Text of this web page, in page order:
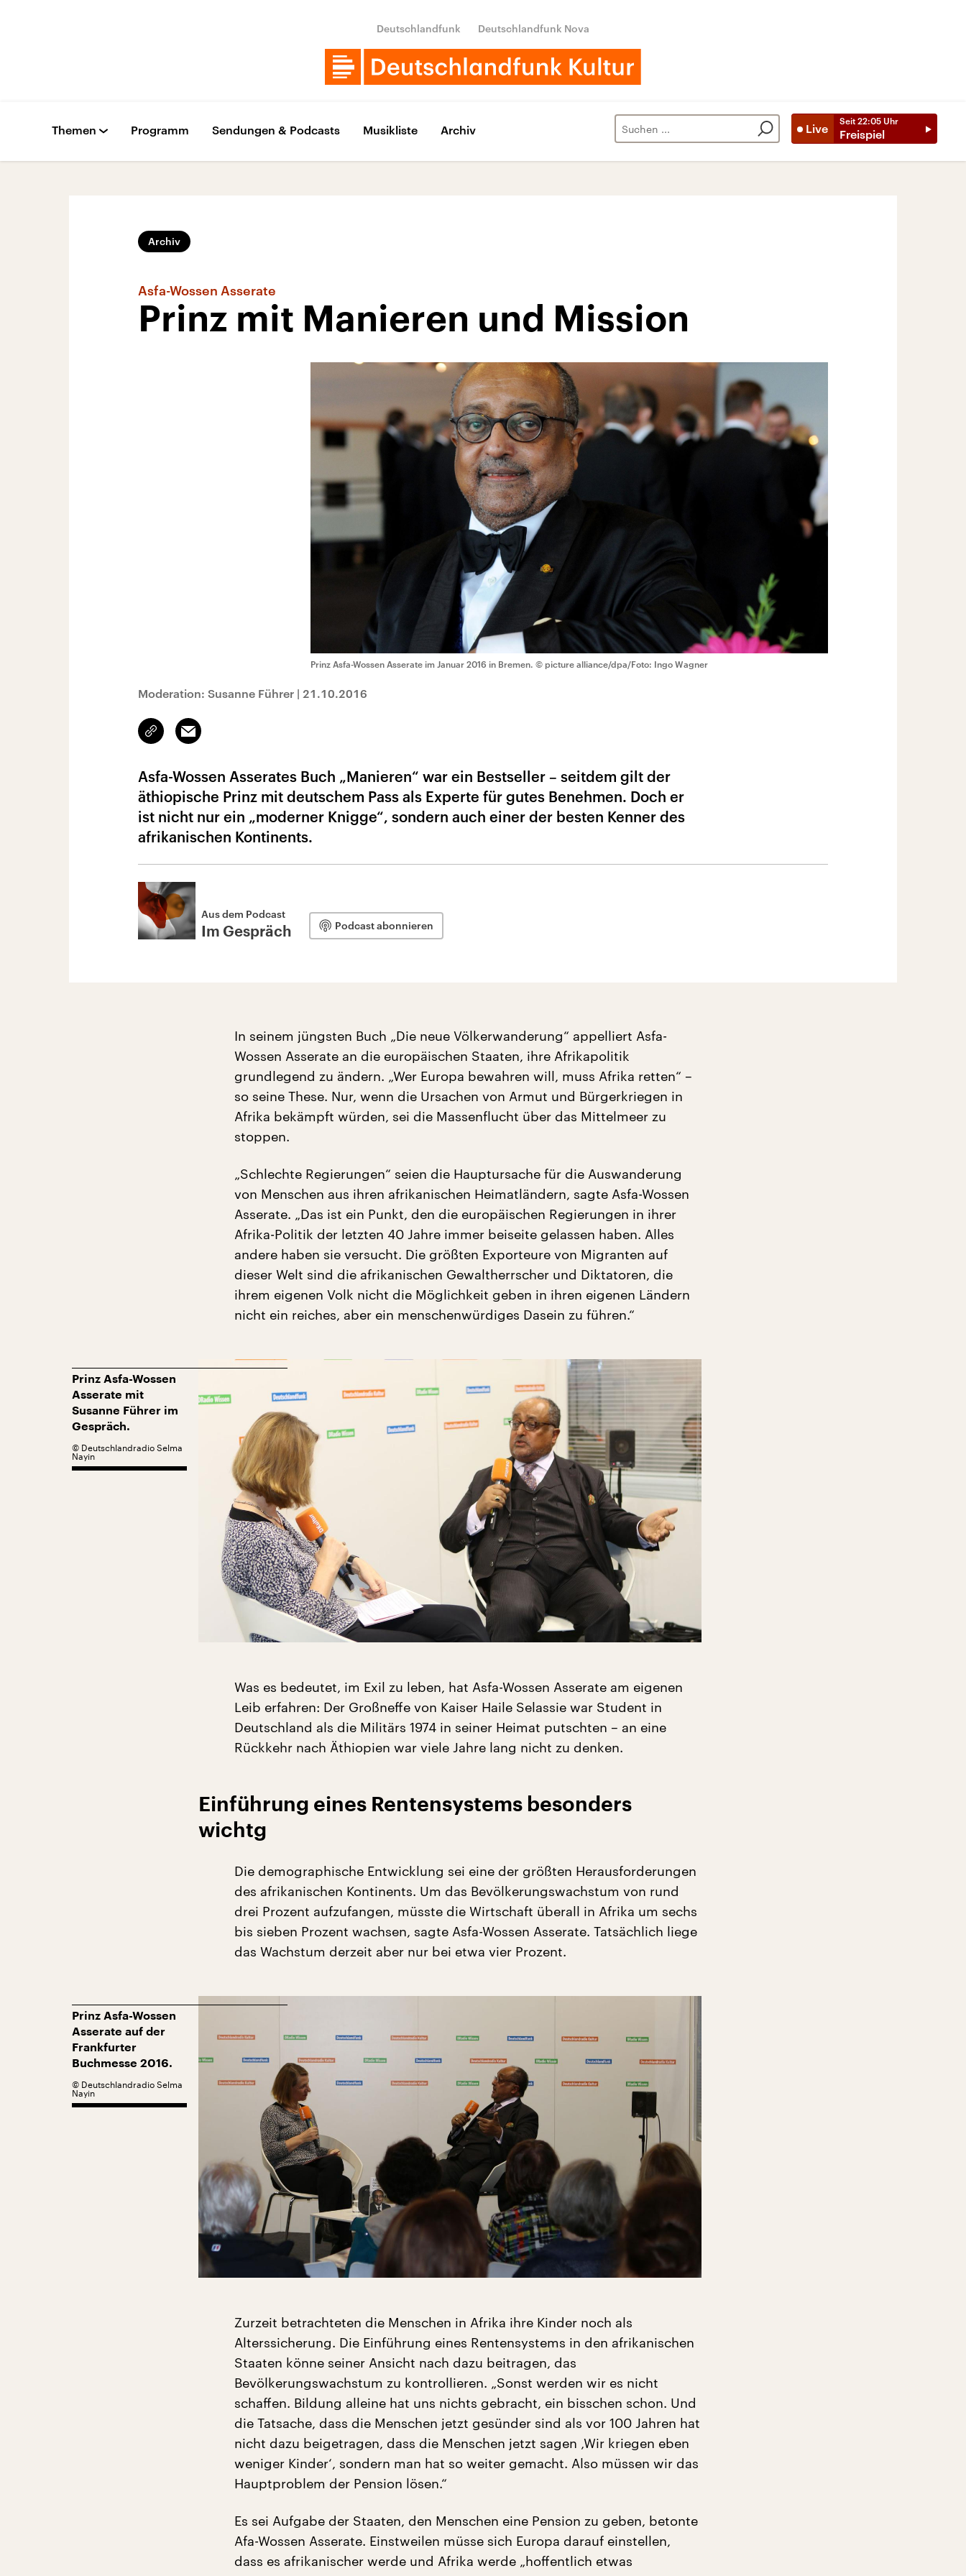
Deutschlandfunk Deutschlandfunk Nova
Live
Seit 22:05 Uhr
Freispiel
Themen Programm Sendungen & Podcasts Musikliste Archiv
Archiv
Asfa-Wossen Asserate
Prinz mit Manieren und Mission
Prinz Asfa-Wossen Asserate im Januar 2016 in Bremen. © picture alliance/dpa/Foto: Ingo Wagner
Moderation: Susanne Führer | 21.10.2016
Link
kopieren/teilen
Email
Asfa-Wossen Asserates Buch „Manieren“ war ein Bestseller – seitdem gilt der
äthiopische Prinz mit deutschem Pass als Experte für gutes Benehmen. Doch er
ist nicht nur ein „moderner Knigge“, sondern auch einer der besten Kenner des
afrikanischen Kontinents.
Aus dem Podcast
Im Gespräch Podcast abonnieren
In seinem jüngsten Buch „Die neue Völkerwanderung“ appelliert Asfa-
Wossen Asserate an die europäischen Staaten, ihre Afrikapolitik
grundlegend zu ändern. „Wer Europa bewahren will, muss Afrika retten“ –
so seine These. Nur, wenn die Ursachen von Armut und Bürgerkriegen in
Afrika bekämpft würden, sei die Massenflucht über das Mittelmeer zu
stoppen.
„Schlechte Regierungen“ seien die Hauptursache für die Auswanderung
von Menschen aus ihren afrikanischen Heimatländern, sagte Asfa-Wossen
Asserate. „Das ist ein Punkt, den die europäischen Regierungen in ihrer
Afrika-Politik der letzten 40 Jahre immer beiseite gelassen haben. Alles
andere haben sie versucht. Die größten Exporteure von Migranten auf
dieser Welt sind die afrikanischen Gewaltherrscher und Diktatoren, die
ihrem eigenen Volk nicht die Möglichkeit geben in ihren eigenen Ländern
nicht ein reiches, aber ein menschenwürdiges Dasein zu führen.“
Prinz Asfa-Wossen
Asserate mit
Susanne Führer im
Gespräch.
© Deutschlandradio Selma
Nayin
Was es bedeutet, im Exil zu leben, hat Asfa-Wossen Asserate am eigenen
Leib erfahren: Der Großneffe von Kaiser Haile Selassie war Student in
Deutschland als die Militärs 1974 in seiner Heimat putschten – an eine
Rückkehr nach Äthiopien war viele Jahre lang nicht zu denken.
Einführung eines Rentensystems besonders
wichtg
Die demographische Entwicklung sei eine der größten Herausforderungen
des afrikanischen Kontinents. Um das Bevölkerungswachstum von rund
drei Prozent aufzufangen, müsste die Wirtschaft überall in Afrika um sechs
bis sieben Prozent wachsen, sagte Asfa-Wossen Asserate. Tatsächlich liege
das Wachstum derzeit aber nur bei etwa vier Prozent.
Prinz Asfa-Wossen
Asserate auf der
Frankfurter
Buchmesse 2016.
© Deutschlandradio Selma
Nayin
Zurzeit betrachteten die Menschen in Afrika ihre Kinder noch als
Alterssicherung. Die Einführung eines Rentensystems in den afrikanischen
Staaten könne seiner Ansicht nach dazu beitragen, das
Bevölkerungswachstum zu kontrollieren. „Sonst werden wir es nicht
schaffen. Bildung alleine hat uns nichts gebracht, ein bisschen schon. Und
die Tatsache, dass die Menschen jetzt gesünder sind als vor 100 Jahren hat
nicht dazu beigetragen, dass die Menschen jetzt sagen ‚Wir kriegen eben
weniger Kinder‘, sondern man hat so weiter gemacht. Also müssen wir das
Hauptproblem der Pension lösen.“
Es sei Aufgabe der Staaten, den Menschen eine Pension zu geben, betonte
Afa-Wossen Asserate. Einstweilen müsse sich Europa darauf einstellen,
dass es afrikanischer werde und Afrika werde „hoffentlich etwas